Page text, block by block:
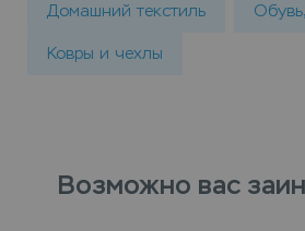
Домашний текстиль
Ковры и чехлы
Возможно вас